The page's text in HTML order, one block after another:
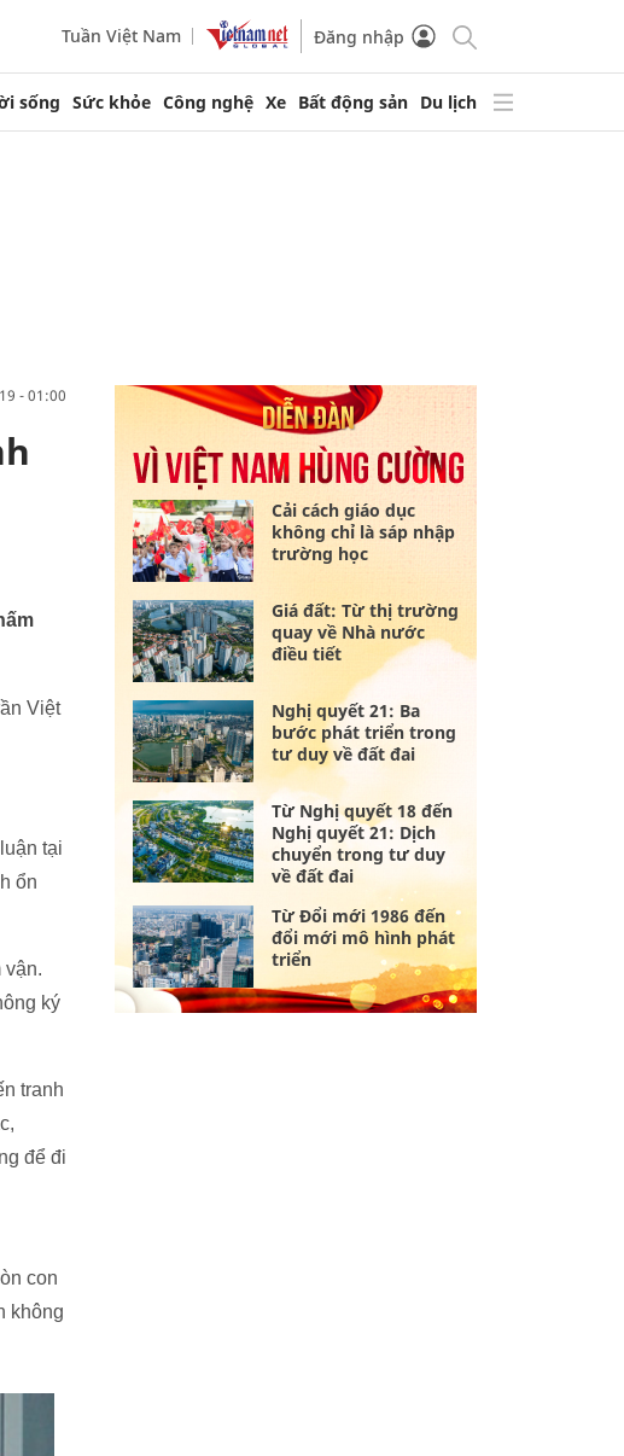
Tuần Việt Nam Đăng nhập
sống Sức khỏe Công nghệ Xe Bất động sản Du lịch
- 01:00
Việt
tại
ổn
vận.
ký
tranh
để đi
con
không
Cải cách giáo dục
không chỉ là sáp nhập
trường học
Giá đất: Từ thị trường
quay về Nhà nước
điều tiết
Nghị quyết 21: Ba
bước phát triển trong
tư duy về đất đai
Từ Nghị quyết 18 đến
Nghị quyết 21: Dịch
chuyển trong tư duy
về đất đai
Từ Đổi mới 1986 đến
đổi mới mô hình phát
triển